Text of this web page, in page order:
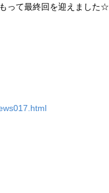
って最終回を迎えました☆